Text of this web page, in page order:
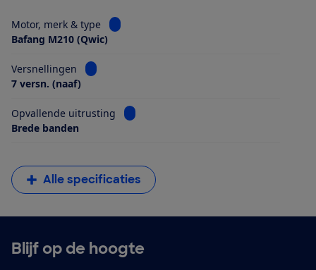
Motor, merk & type
Bekijk informatie voor Motor, merk & type
Bafang M210 (Qwic)
Versnellingen
Bekijk informatie voor Versnellingen
7 versn. (naaf)
Opvallende uitrusting
Bekijk informatie voor Opvallende
Brede banden
Alle specificaties
Blijf op de hoogte